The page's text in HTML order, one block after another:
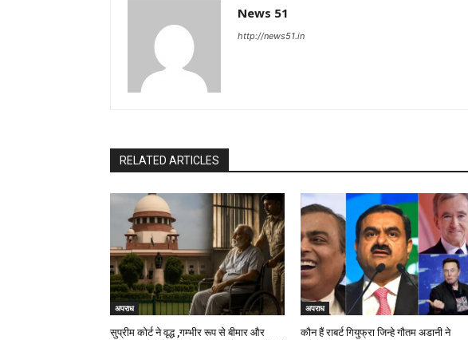
News 51
http://news51.in
RELATED ARTICLES
अपराध
सुप्रीम कोर्ट ने वृद्ध ,गम्भीर रूप से बीमार और
अपराध
कौन हैं राबर्ट गियुफ्रा जिन्हे गौतम अडानी ने